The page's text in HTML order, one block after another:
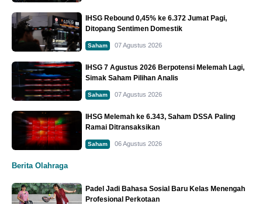
IHSG Rebound 0,45% ke 6.372 Jumat Pagi,
Ditopang Sentimen Domestik
Saham 07 Agustus 2026
IHSG 7 Agustus 2026 Berpotensi Melemah Lagi,
Simak Saham Pilihan Analis
Saham 07 Agustus 2026
IHSG Melemah ke 6.343, Saham DSSA Paling
Ramai Ditransaksikan
Saham 06 Agustus 2026
Berita Olahraga
Padel Jadi Bahasa Sosial Baru Kelas Menengah
Profesional Perkotaan